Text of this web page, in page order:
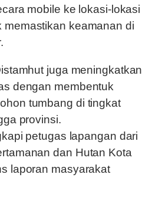
mobile ke lokasi-lokasi
memastikan keamanan di
juga meningkatkan
dengan membentuk
tumbang di tingkat
provinsi.
petugas lapangan dari
dan Hutan Kota
laporan masyarakat